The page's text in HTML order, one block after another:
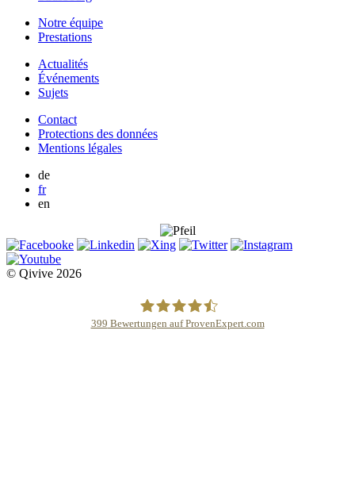
Notre équipe
Prestations
Actualités
Événements
Sujets
Contact
Protections des données
Mentions légales
de
fr
en
© Qivive 2026
399 Bewertungen auf ProvenExpert.com